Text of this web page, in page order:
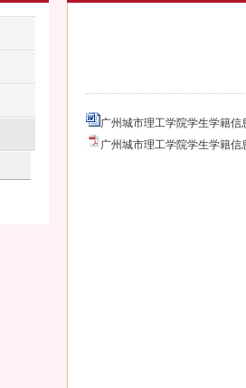
广州城市理工学院学生学籍信
广州城市理工学院学生学籍信